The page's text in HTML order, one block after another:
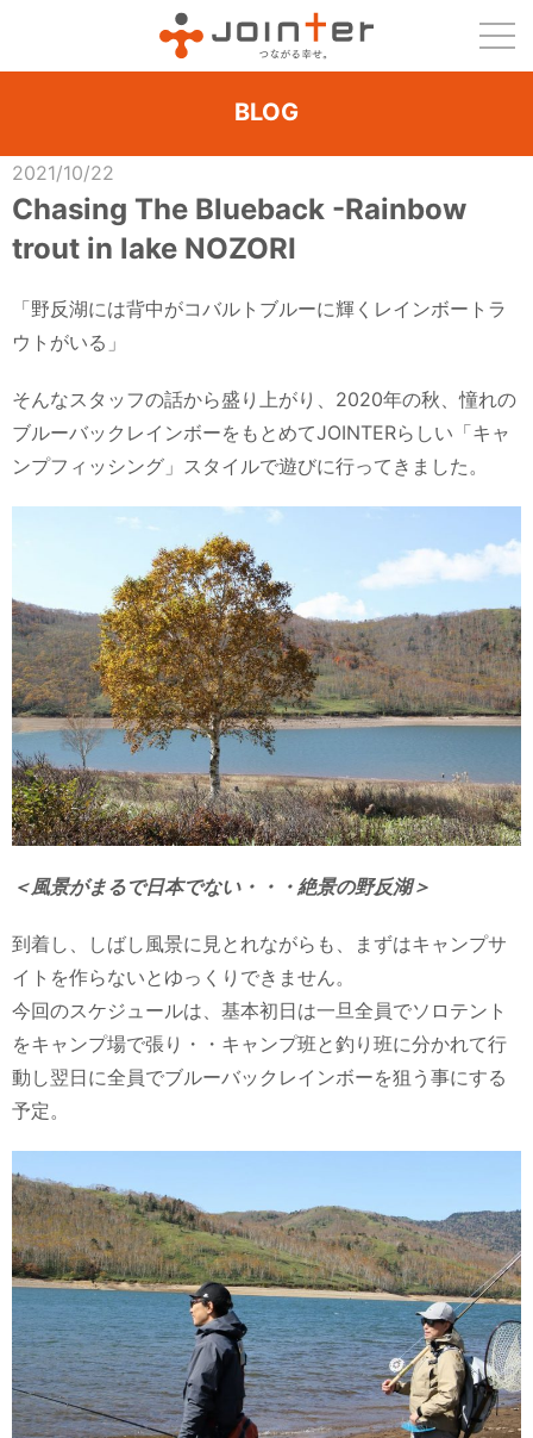
BLOG
2021/10/22
Chasing The Blueback -Rainbow
trout in lake NOZORI
「野反湖には背中がコバルトブルーに輝くレインボートラ
ウトがいる」
そんなスタッフの話から盛り上がり、2020年の秋、憧れの
ブルーバックレインボーをもとめてJOINTERらしい「キャ
ンプフィッシング」スタイルで遊びに行ってきました。
＜風景がまるで日本でない・・・絶景の野反湖＞
到着し、しばし風景に見とれながらも、まずはキャンプサ
イトを作らないとゆっくりできません。
今回のスケジュールは、基本初日は一旦全員でソロテント
をキャンプ場で張り・・キャンプ班と釣り班に分かれて行
動し翌日に全員でブルーバックレインボーを狙う事にする
予定。